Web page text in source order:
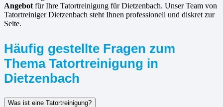
Angebot für Ihre Tatortreinigung für Dietzenbach. Unser Team von
Tatortreiniger Dietzenbach steht Ihnen professionell und diskret zur
Seite.
Häufig gestellte Fragen zum
Thema Tatortreinigung in
Dietzenbach
Was ist eine Tatortreinigung?